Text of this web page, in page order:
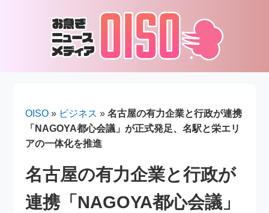
OISO » ビジネス »名古屋の有力企業と行政が連携
「NAGOYA都心会議」が正式発足、名駅と栄エリ
アの一体化を推進
名古屋の有力企業と行政が
連携「NAGOYA都心会議」